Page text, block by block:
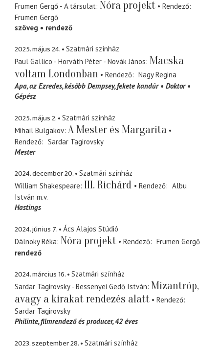
Frumen Gergő - A társulat Nóra projekt
Rendező
Frumen Gergő
szöveg
rendező
2025. május 24.
Szatmári színház
Paul Gallico - Horváth Péter - Novák János Macska
voltam Londonban
Rendező
Nagy Regina
Apa az Ezredes, később Dempsey, fekete kandúr
Doktor
Gépész
2025. május 2.
Szatmári színház
Mihail Bulgakov A Mester és Margarita
Rendező
Sardar Tagirovsky
Mester
2024. december 20.
Szatmári színház
William Shakespeare III. Richárd Rendező
Albu
István m.v.
Hastings
2024. június 7.
Ács Alajos Stúdió
Dálnoky Réka Nóra projekt Rendező
Frumen Gergő
rendező
2024. március 16.
Szatmári színház
Sardar Tagirovsky - Bessenyei Gedő István Mizantróp,
avagy a kirakat rendezés alatt
Rendező
Sardar Tagirovsky
Philinte filmrendező és producer, 42 éves
2023. szeptember 28. Szatmári színház